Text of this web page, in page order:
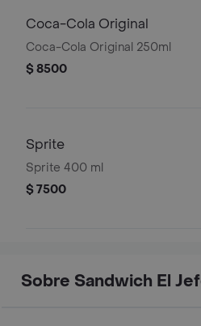
Coca-Cola Original
Coca-Cola Original 250ml
$ 8500
Sprite
Sprite 400 ml
$ 7500
Sobre Sandwich El